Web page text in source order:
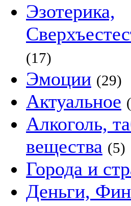
Эзотерика,
(17)
Эмоции (29)
Актуальное
Алкоголь,
вещества (5)
Города и
Деньги,